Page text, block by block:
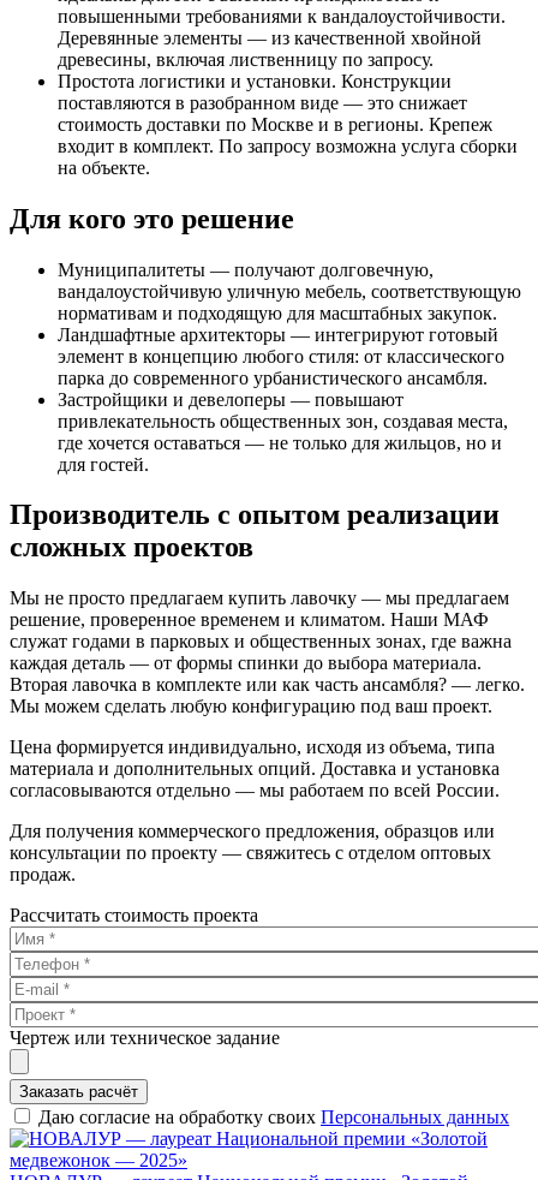
повышенными требованиями к вандалоустойчивости.
Деревянные элементы — из качественной хвойной
древесины, включая лиственницу по запросу.
Простота логистики и установки. Конструкции
поставляются в разобранном виде — это снижает
стоимость доставки по Москве и в регионы. Крепеж
входит в комплект. По запросу возможна услуга сборки
на объекте.
Для кого это решение
Муниципалитеты — получают долговечную,
вандалоустойчивую уличную мебель, соответствующую
нормативам и подходящую для масштабных закупок.
Ландшафтные архитекторы — интегрируют готовый
элемент в концепцию любого стиля: от классического
парка до современного урбанистического ансамбля.
Застройщики и девелоперы — повышают
привлекательность общественных зон, создавая места,
где хочется оставаться — не только для жильцов, но и
для гостей.
Производитель с опытом реализации
сложных проектов
Мы не просто предлагаем купить лавочку — мы предлагаем
решение, проверенное временем и климатом. Наши МАФ
служат годами в парковых и общественных зонах, где важна
каждая деталь — от формы спинки до выбора материала.
Вторая лавочка в комплекте или как часть ансамбля? — легко.
Мы можем сделать любую конфигурацию под ваш проект.
Цена формируется индивидуально, исходя из объема, типа
материала и дополнительных опций. Доставка и установка
согласовываются отдельно — мы работаем по всей России.
Для получения коммерческого предложения, образцов или
консультации по проекту — свяжитесь с отделом оптовых
продаж.
Рассчитать стоимость проекта
Чертеж или техническое задание
Заказать расчёт
Даю согласие на обработку своих Персональных данных